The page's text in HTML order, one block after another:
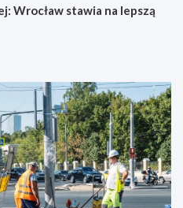
Wrocław stawia na lepszą